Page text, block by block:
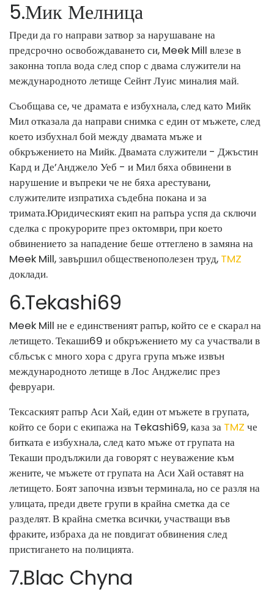
5.Мик Мелница
Преди да го направи затвор за нарушаване на
предсрочно освобождаването си, Meek Mill влезе в
законна топла вода след спор с двама служители на
международното летище Сейнт Луис миналия май.
Съобщава се, че драмата е избухнала, след като Мийк
Мил отказала да направи снимка с един от мъжете, след
което избухнал бой между двамата мъже и
обкръжението на Мийк. Двамата служители - Джъстин
Кард и Де’Анджело Уеб - и Мил бяха обвинени в
нарушение и въпреки че не бяха арестувани,
служителите изпратиха съдебна покана и за
тримата.Юридическият екип на рапъра успя да сключи
сделка с прокурорите през октомври, при което
обвинението за нападение беше оттеглено в замяна на
Meek Mill, завършил общественополезен труд, TMZ
доклади.
6.Tekashi69
Meek Mill не е единственият рапър, който се е скарал на
летището. Текаши69 и обкръжението му са участвали в
сблъсък с много хора с друга група мъже извън
международното летище в Лос Анджелис през
февруари.
Тексаският рапър Аси Хай, един от мъжете в групата,
който се бори с екипажа на Tekashi69, каза за TMZ че
битката е избухнала, след като мъже от групата на
Текаши продължили да говорят с неуважение към
жените, че мъжете от групата на Аси Хай оставят на
летището. Боят започна извън терминала, но се разля на
улицата, преди двете групи в крайна сметка да се
разделят. В крайна сметка всички, участващи във
фраките, избраха да не повдигат обвинения след
пристигането на полицията.
7.Blac Chyna